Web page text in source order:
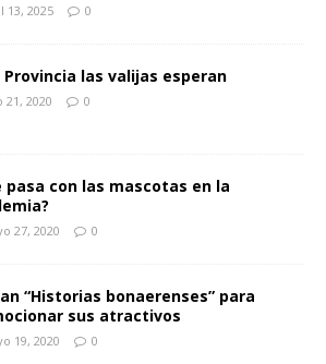
13, 2025 0
Provincia las valijas esperan
21, 2020 0
pasa con las mascotas en la
27, 2020 0
“Historias bonaerenses” para
sus atractivos
19, 2020 0